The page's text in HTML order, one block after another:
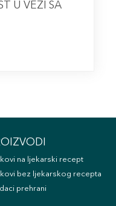
U VEZI SA
na ljekarski recept
bez ljekarskog recepta
prehrani